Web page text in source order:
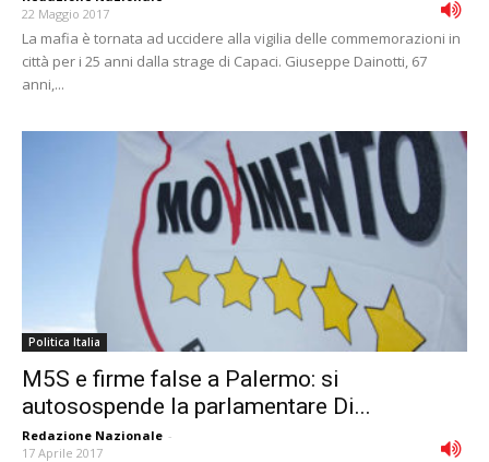
22 Maggio 2017
La mafia è tornata ad uccidere alla vigilia delle commemorazioni in
città per i 25 anni dalla strage di Capaci. Giuseppe Dainotti, 67
anni,...
Politica Italia
M5S e firme false a Palermo: si
autosospende la parlamentare Di...
Redazione Nazionale -
17 Aprile 2017